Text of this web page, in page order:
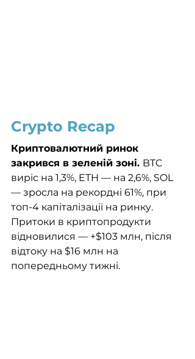
Crypto Recap
Криптовалютний ринок
закрився в зеленій зоні. BTC
виріс на 1,3%, ETH — на 2,6%, SOL
— зросла на рекордні 61%, при
топ-4 капіталізації на ринку.
Притоки в криптопродукти
відновилися — +$103 млн, після
відтоку на $16 млн на
попередньому тижні.